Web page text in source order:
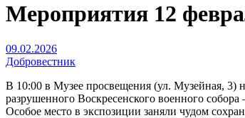
Мероприятия 12
09.02.2026
Добровестник
В 10:00 в Музее просвещения (ул. Музейная, 3)
разрушенного Воскресенского военного
Особое место в экспозиции заняли чудом